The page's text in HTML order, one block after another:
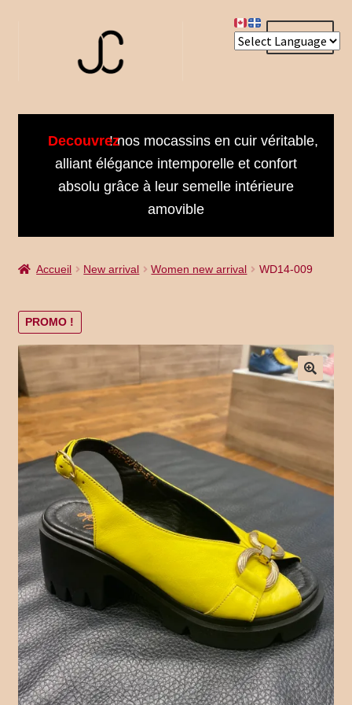
Menu
About us
Bienvenue dans notre univers
Booking Received
Cart
Checkout
Contact Form
Contact Us
Crochet
Delivery Drivers
Employee
Time Clock
Employee Profile
Full Day Booking
Decouvrez! nos mocassins en cuir véritable,
alliant élégance intemporelle et confort
absolu grâce à leur semelle intérieure
amovible
Accueil New arrival Women new arrival WD14-009
PROMO !